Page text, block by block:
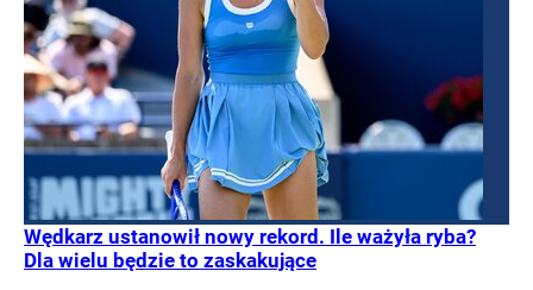
Wędkarz ustanowił nowy rekord. Ile ważyła ryba?
Dla wielu będzie to zaskakujące